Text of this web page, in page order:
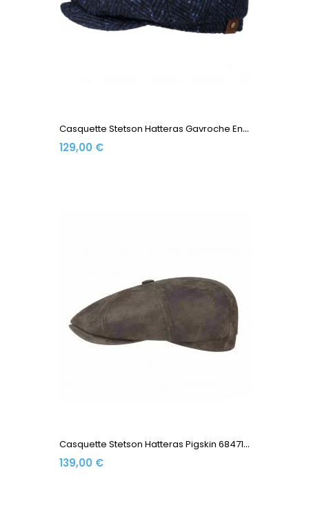
C
Asquette Stetson Hatteras Gavroche En Laine À Motifs...
129,00 €
C
Asquette Stetson Hatteras Pigskin 6847102-63 Marron
139,00 €